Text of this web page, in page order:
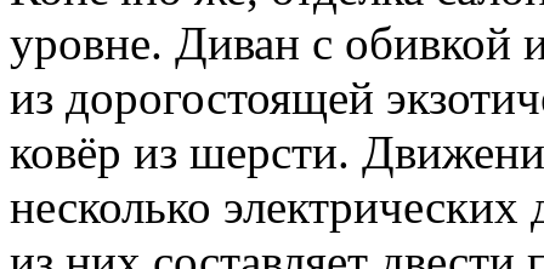
уровне. Диван с обивкой
из дорогостоящей
ковёр из шерсти.
несколько